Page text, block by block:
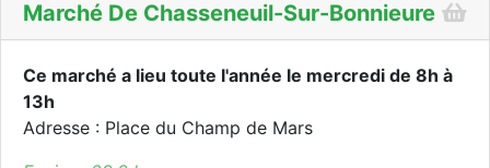
Marché De Chasseneuil-Sur-Bonnieure
Ce marché a lieu toute l'année le mercredi de 8h à
13h
Adresse : Place du Champ de Mars